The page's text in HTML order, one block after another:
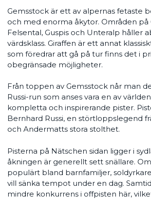
Gemsstock är ett av alpernas fetaste
och med enorma åkytor. Områden på
Felsental, Guspis och Unteralp håller
värdsklass. Giraffen är ett annat
som föredrar att gå på tur finns det i
obegränsade möjligheter.
Från toppen av Gemsstock når man
Russi-run som anses vara en av
kompletta och inspirerande pister.
Bernhard Russi, en störtloppslegend
och Andermatts stora stolthet.
Pisterna på Nätschen sidan ligger i
åkningen är generellt sett snällare.
populärt bland barnfamiljer,
vill sänka tempot under en dag.
mindre konkurrens i offpisten här,